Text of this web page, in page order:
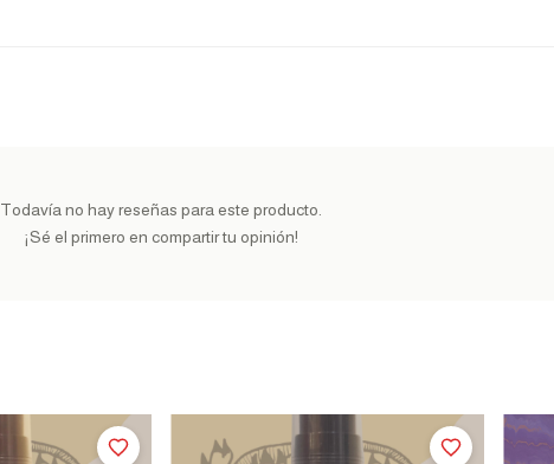
Todavía no hay reseñas para este producto.
¡Sé el primero en compartir tu opinión!